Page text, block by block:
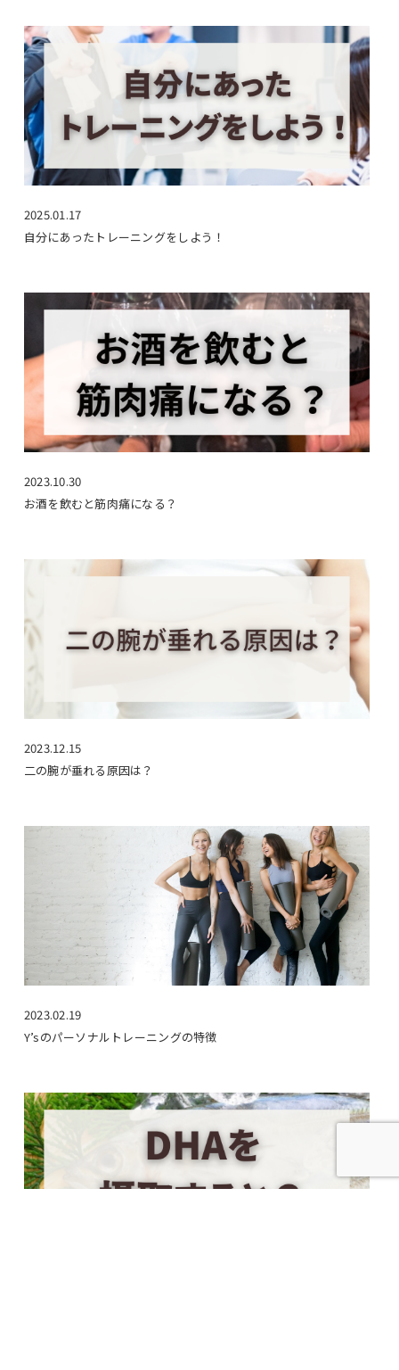
2025.01.17
自分にあったトレーニングをしよう！
2023.10.30
お酒を飲むと筋肉痛になる？
2023.12.15
二の腕が垂れる原因は？
2023.02.19
Y’sのパーソナルトレーニングの特徴